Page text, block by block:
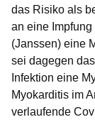
das Risiko als
an eine
(Janssen) eine
sei dagegen
Infektion eine
Myokarditis im
verlaufende